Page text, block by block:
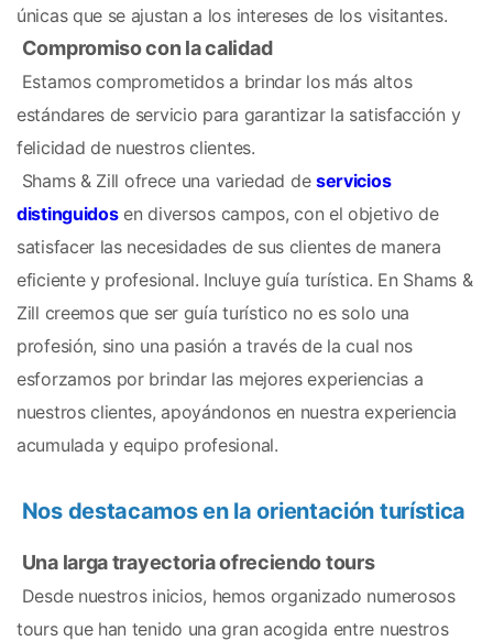
únicas que se ajustan a los intereses de los visitantes.
Compromiso con la calidad
estándares de servicio para garantizar la satisfacción y
felicidad de nuestros clientes.
Shams & Zill ofrece una variedad de servicios
distinguidos en diversos campos, con el objetivo de
satisfacer las necesidades de sus clientes de manera
eficiente y profesional. Incluye guía turística. En Shams &
Zill creemos que ser guía turístico no es solo una
profesión, sino una pasión a través de la cual nos
esforzamos por brindar las mejores experiencias a
nuestros clientes, apoyándonos en nuestra experiencia
acumulada y equipo profesional.
Nos destacamos en la orientación turística
Una larga trayectoria ofreciendo tours
tours que han tenido una gran acogida entre nuestros